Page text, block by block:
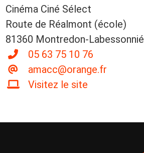
Cinéma Ciné Sélect
Route de Réalmont (école)
81360 Montredon-Labessonnié
05 63 75 10 76
amacc@orange.fr
Visitez le site